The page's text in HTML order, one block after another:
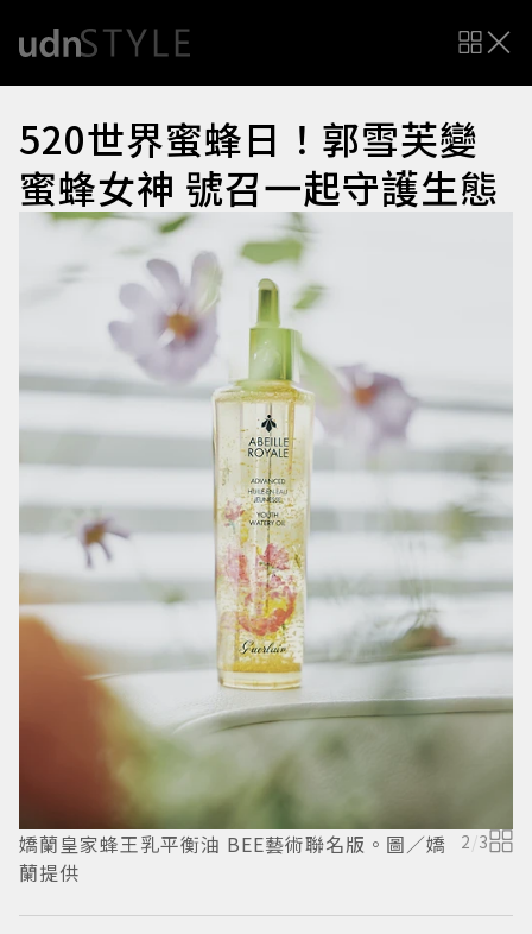
520世界蜜蜂日！郭雪芙變
蜜蜂女神 號召一起守護生態
嬌蘭皇家蜂王乳平衡油 BEE藝術聯名版。圖／嬌
蘭提供
2/3